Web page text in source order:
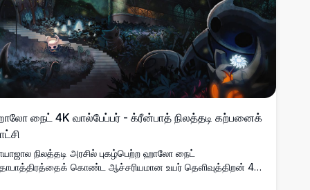
நைட் 4K வால்பேப்பர் - க்ரீன்பாத் நிலத்தடி கற்பனைக்
நிலத்தடி அரசில் புகழ்பெற்ற ஹாலோ நைட்
கொண்ட ஆச்சரியமான உயர் தெளிவுத்திறன் 4K